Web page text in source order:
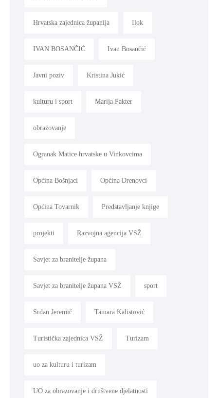
Hrvatska zajednica županija Ilok
IVAN BOSANČIĆ Ivan Bosančić
Javni poziv Kristina Jukić
kulturu i sport Marija Pakter
obrazovanje
Ogranak Matice hrvatske u Vinkovcima
Općina Bošnjaci Općina Drenovci
Općina Tovarnik Predstavljanje knjige
projekti Razvojna agencija VSŽ
Savjet za branitelje župana
Savjet za branitelje župana VSŽ sport
Srđan Jeremić Tamara Kalistović
Turistička zajednica VSŽ Turizam
uo za kulturu i turizam
UO za obrazovanje i društvene djelatnosti